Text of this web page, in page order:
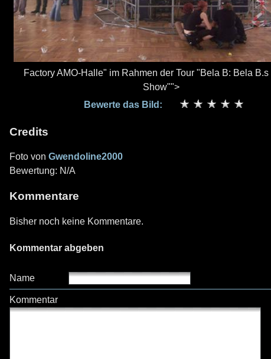
Factory AMO-Halle" im Rahmen der Tour "Bela B: Bela
Show"">
Bewerte das Bild:
Credits
Foto von Gwendoline2000
Bewertung: N/A
Kommentare
Bisher noch keine Kommentare.
Kommentar abgeben
Name
Kommentar